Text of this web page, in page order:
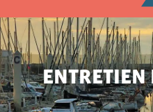
ENTRETIEN